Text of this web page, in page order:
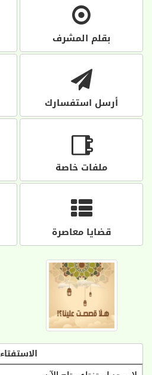
بقلم المشرف
أرسل استفسارك
ملفات خاصة
قضايا معاصرة
الاستفتاء